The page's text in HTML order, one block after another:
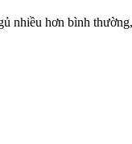
nhiều hơn bình